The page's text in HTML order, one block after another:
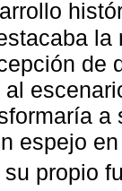
de
espejo
propio